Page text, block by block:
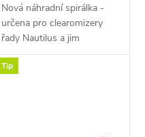
Nová náhradní spirálka -
určena pro clearomizery
řady Nautilus a jim
kompatibilní
Tip